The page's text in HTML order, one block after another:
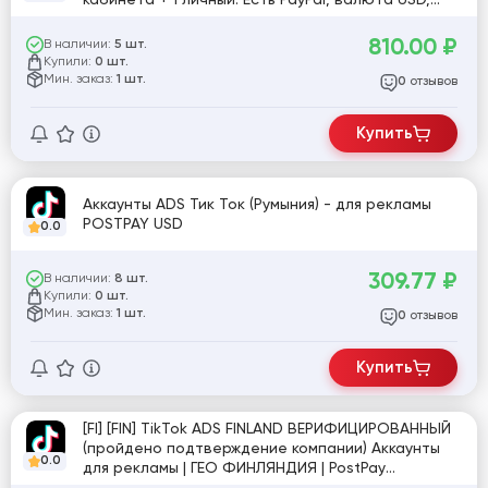
В наличии: 5 шт.
Купили: 0 шт.
Мин. заказ: 1 шт.
810.00 ₽
0 отзывов
Купить
0.0
Аккаунты ADS Тик Ток (Румыния) - для рекламы
POSTPAY USD
В наличии: 8 шт.
Купили: 0 шт.
Мин. заказ: 1 шт.
309.77 ₽
0 отзывов
Купить
0.0
[FI] [FIN] TikTok ADS FINLAND ВЕРИФИЦИРОВАННЫЙ
(пройдено подтверждение компании) Аккаунты
для рекламы | ГЕО ФИНЛЯНДИЯ | PostPay